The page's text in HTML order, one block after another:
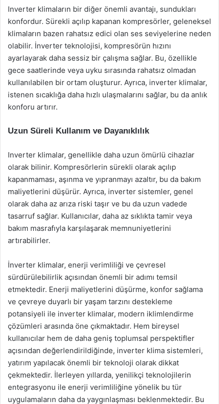
Inverter klimaların bir diğer önemli avantajı, sundukları
konfordur. Sürekli açılıp kapanan kompresörler, geleneksel
klimaların bazen rahatsız edici olan ses seviyelerine neden
olabilir. İnverter teknolojisi, kompresörün hızını
ayarlayarak daha sessiz bir çalışma sağlar. Bu, özellikle
gece saatlerinde veya uyku sırasında rahatsız olmadan
kullanılabilen bir ortam oluşturur. Ayrıca, inverter klimalar,
istenen sıcaklığa daha hızlı ulaşmalarını sağlar, bu da anlık
konforu artırır.
Uzun Süreli Kullanım ve Dayanıklılık
Inverter klimalar, genellikle daha uzun ömürlü cihazlar
olarak bilinir. Kompresörlerin sürekli olarak açılıp
kapanmaması, aşınma ve yıpranmayı azaltır, bu da bakım
maliyetlerini düşürür. Ayrıca, inverter sistemler, genel
olarak daha az arıza riski taşır ve bu da uzun vadede
tasarruf sağlar. Kullanıcılar, daha az sıklıkta tamir veya
bakım masrafıyla karşılaşarak memnuniyetlerini
artırabilirler.
İnverter klimalar, enerji verimliliği ve çevresel
sürdürülebilirlik açısından önemli bir adımı temsil
etmektedir. Enerji maliyetlerini düşürme, konfor sağlama
ve çevreye duyarlı bir yaşam tarzını destekleme
potansiyeli ile inverter klimalar, modern iklimlendirme
çözümleri arasında öne çıkmaktadır. Hem bireysel
kullanıcılar hem de daha geniş toplumsal perspektifler
açısından değerlendirildiğinde, inverter klima sistemleri,
yatırım yapılacak önemli bir teknoloji olarak dikkat
çekmektedir. İlerleyen yıllarda, yenilikçi teknolojilerin
entegrasyonu ile enerji verimliliğine yönelik bu tür
uygulamaların daha da yaygınlaşması beklenmektedir. Bu